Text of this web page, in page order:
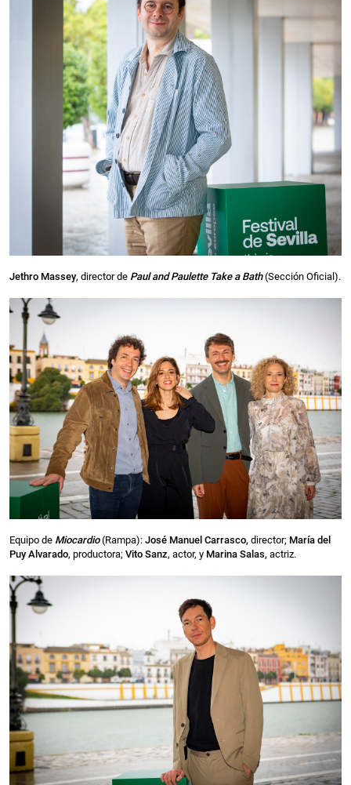
Jethro Massey, director de Paul and Paulette Take a Bath(Sección Oficial).
Equipo de Miocardio (Rampa): José Manuel Carrasco, director; María del
Puy Alvarado, productora; Vito Sanz, actor, y Marina Salas, actriz.